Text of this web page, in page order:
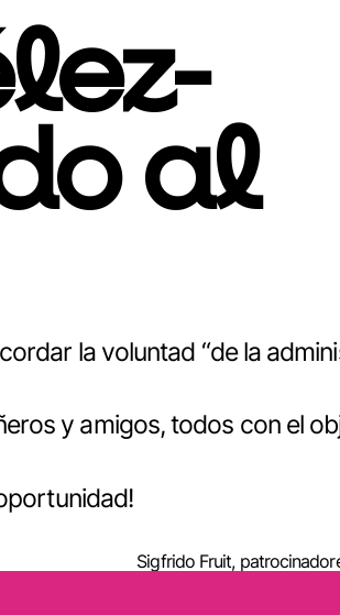
al
la voluntad “de la
y amigos, todos con el
Sigfrido Fruit,